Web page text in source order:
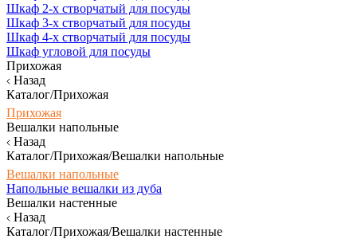
Шкаф 2-х створчатый для посуды
Шкаф 3-х створчатый для посуды
Шкаф 4-х створчатый для посуды
Шкаф угловой для посуды
Прихожая
Назад
Каталог/Прихожая
Прихожая
Вешалки напольные
Назад
Каталог/Прихожая/Вешалки напольные
Вешалки напольные
Напольные вешалки из дуба
Вешалки настенные
Назад
Каталог/Прихожая/Вешалки настенные